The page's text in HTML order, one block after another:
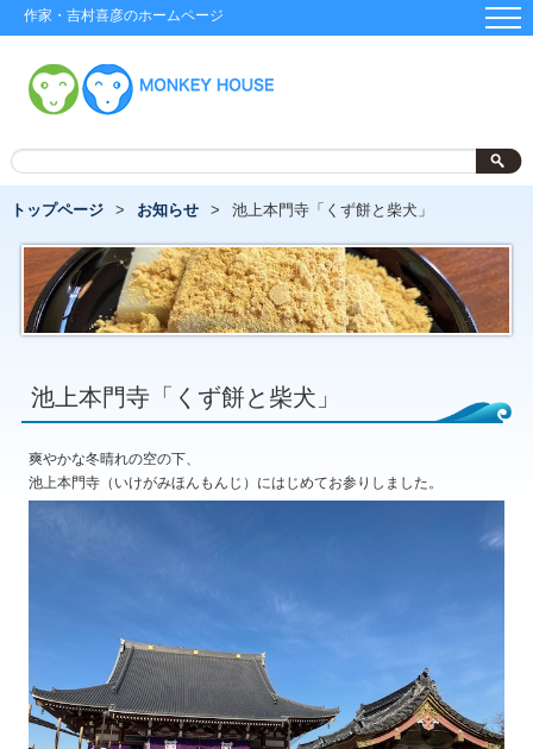
作家・吉村喜彦のホームページ
トップページ お知らせ 池上本門寺「くず餅と柴犬」
池上本門寺「くず餅と柴犬」
爽やかな冬晴れの空の下、
池上本門寺（いけがみほんもんじ）にはじめてお参りしました。